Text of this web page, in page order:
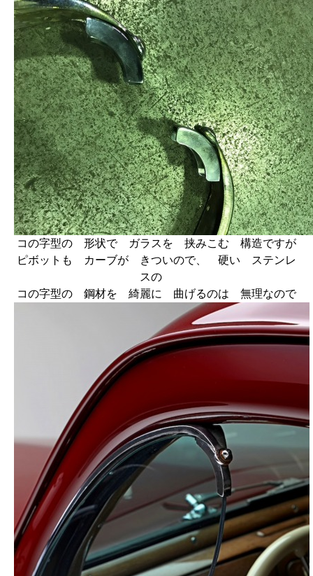
コの字型の 形状で ガラスを 挟みこむ 構造ですが
ピボットも カーブが きついので、 硬い ステンレ
スの
コの字型の 鋼材を 綺麗に 曲げるのは 無理なので